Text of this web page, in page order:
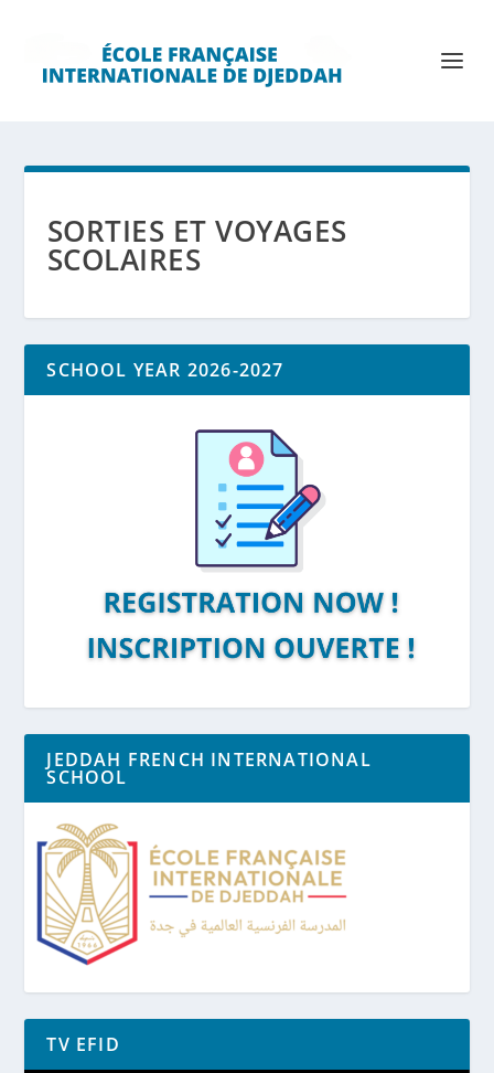
SORTIES ET VOYAGES
SCOLAIRES
SCHOOL YEAR 2026-2027
JEDDAH FRENCH INTERNATIONAL
SCHOOL
TV EFID